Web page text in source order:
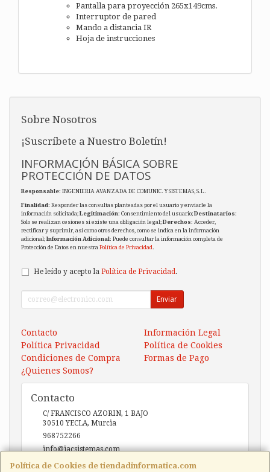
Pantalla para proyección 265x149cms.
Interruptor de pared
Mando a distancia IR
Hoja de instrucciones
Política de Cookies de tiendadinformatica.com
Sobre Nosotros
¡Suscríbete a Nuestro Boletín!
INFORMACIÓN BÁSICA SOBRE
PROTECCIÓN DE DATOS
Responsable: INGENIERIA AVANZADA DE COMUNIC. Y SISTEMAS, S.L.
Finalidad: Responder las consultas planteadas por el usuario y enviarle la
información solicitada;Legitimación: Consentimiento del usuario;Destinatarios:
Solo se realizan cesiones si existe una obligación legal;Derechos: Acceder,
rectificar y suprimir, así como otros derechos, como se indica en la información
adicional;Información Adicional: Puede consultar la información completa de
Protección de Datos en nuestra Política de Privacidad.
He leído y acepto la Política de Privacidad .
Enviar
Contacto
Información Legal
Política Privacidad
Política de Cookies
Condiciones de Compra
Formas de Pago
¿Quienes Somos?
Contacto
C/ FRANCISCO AZORIN, 1 BAJO
30510 YECLA, Murcia
968752266
info@iacsistemas.com